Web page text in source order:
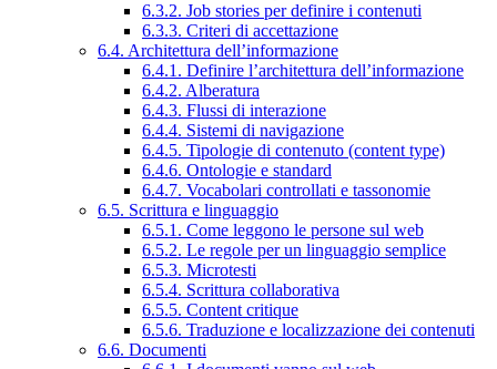
6.3.2. Job stories per definire i contenuti
6.3.3. Criteri di accettazione
6.4. Architettura dell’informazione
6.4.1. Definire l’architettura dell’informazione
6.4.2. Alberatura
6.4.3. Flussi di interazione
6.4.4. Sistemi di navigazione
6.4.5. Tipologie di contenuto (content type)
6.4.6. Ontologie e standard
6.4.7. Vocabolari controllati e tassonomie
6.5. Scrittura e linguaggio
6.5.1. Come leggono le persone sul web
6.5.2. Le regole per un linguaggio semplice
6.5.3. Microtesti
6.5.4. Scrittura collaborativa
6.5.5. Content critique
6.5.6. Traduzione e localizzazione dei contenuti
6.6. Documenti